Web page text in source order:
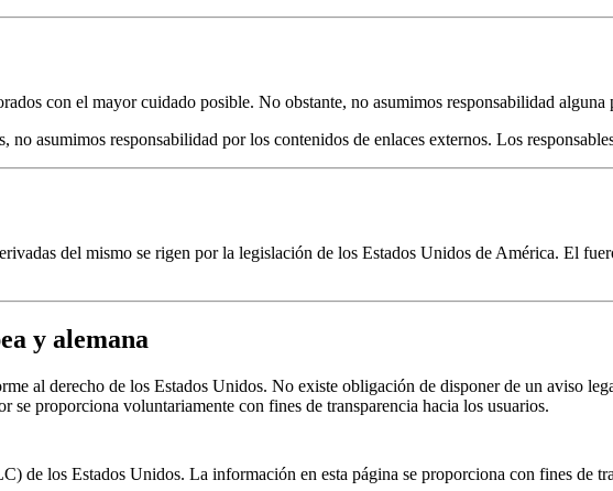
con el mayor cuidado posible. No obstante, no asumimos responsabilidad
asumimos responsabilidad por los contenidos de enlaces externos. Los
del mismo se rigen por la legislación de los Estados Unidos de América. El
y alemana
al derecho de los Estados Unidos. No existe obligación de disponer de un aviso
se proporciona voluntariamente con fines de transparencia hacia los usuarios.
los Estados Unidos. La información en esta página se proporciona con fines de